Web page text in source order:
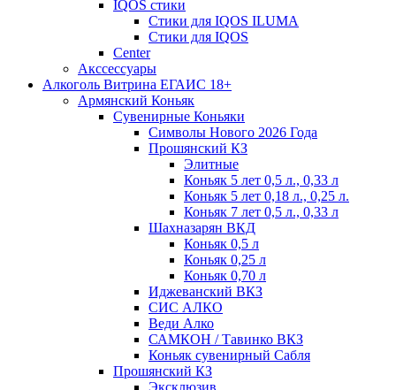
IQOS стики
Стики для IQOS ILUMA
Стики для IQOS
Сenter
Акссессуары
Алкоголь Витрина ЕГАИС 18+
Армянский Коньяк
Сувенирные Коньяки
Символы Нового 2026 Года
Прошянский КЗ
Элитные
Коньяк 5 лет 0,5 л., 0,33 л
Коньяк 5 лет 0,18 л., 0,25 л.
Коньяк 7 лет 0,5 л., 0,33 л
Шахназарян ВКД
Коньяк 0,5 л
Коньяк 0,25 л
Коньяк 0,70 л
Иджеванский ВКЗ
СИС АЛКО
Веди Алко
САМКОН / Тавинко ВКЗ
Коньяк сувенирный Сабля
Прошянский КЗ
Эксклюзив